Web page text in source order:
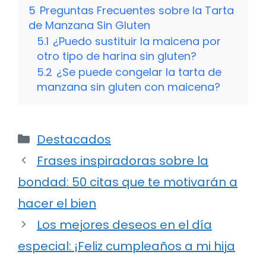
5 Preguntas Frecuentes sobre la Tarta
de Manzana Sin Gluten
5.1 ¿Puedo sustituir la maicena por
otro tipo de harina sin gluten?
5.2 ¿Se puede congelar la tarta de
manzana sin gluten con maicena?
Categorías
Destacados
Frases inspiradoras sobre la
bondad: 50 citas que te motivarán a
hacer el bien
Los mejores deseos en el día
especial: ¡Feliz cumpleaños a mi hija